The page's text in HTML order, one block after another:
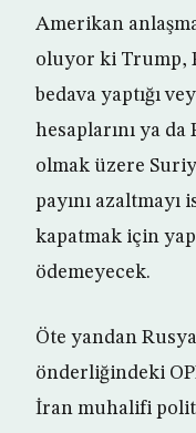
Amerikan
oluyor ki Trump,
bedava yaptığı
hesaplarını ya da
olmak üzere
payını azaltmayı
kapatmak için
ödemeyecek.
Öte yandan
önderliğindeki
İran muhalifi